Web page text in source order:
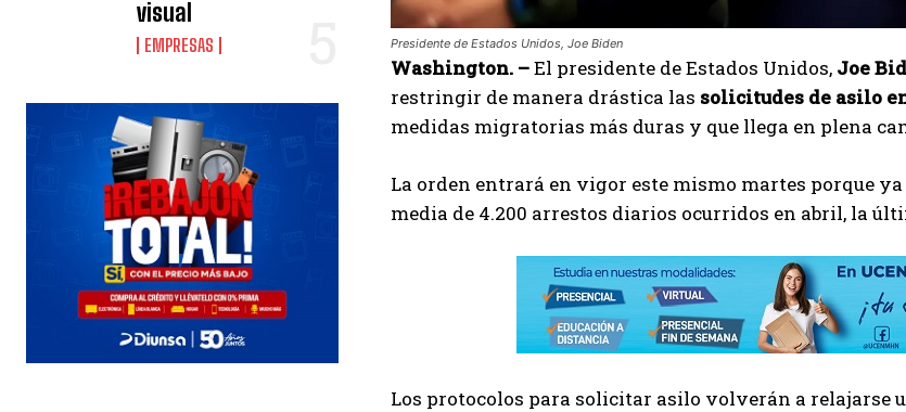
visual
EMPRESAS Presidente de Estados Unidos, Joe Biden
Washington. –El presidente de Estados Unidos, Joe
restringir de manera drástica las solicitudes de asilo
medidas migratorias más duras y que llega en plena
La orden entrará en vigor este mismo martes porque
media de 4.200 arrestos diarios ocurridos en abril, la
Los protocolos para solicitar asilo volverán a relajarse